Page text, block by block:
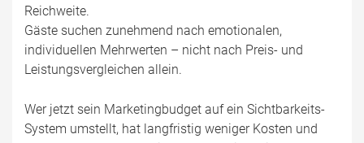
Reichweite.
Gäste suchen zunehmend nach emotionalen,
individuellen Mehrwerten – nicht nach Preis- und
Leistungsvergleichen allein.
Wer jetzt sein Marketingbudget auf ein Sichtbarkeits-
System umstellt, hat langfristig weniger Kosten und